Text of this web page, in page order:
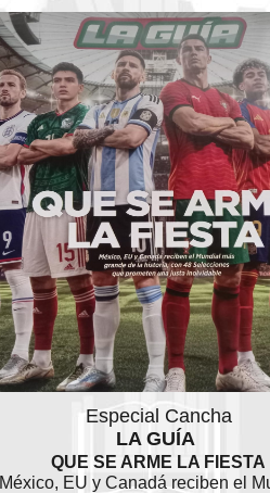
Especial Cancha
LA GUÍA
QUE SE ARME LA FIESTA
México, EU y Canadá reciben el